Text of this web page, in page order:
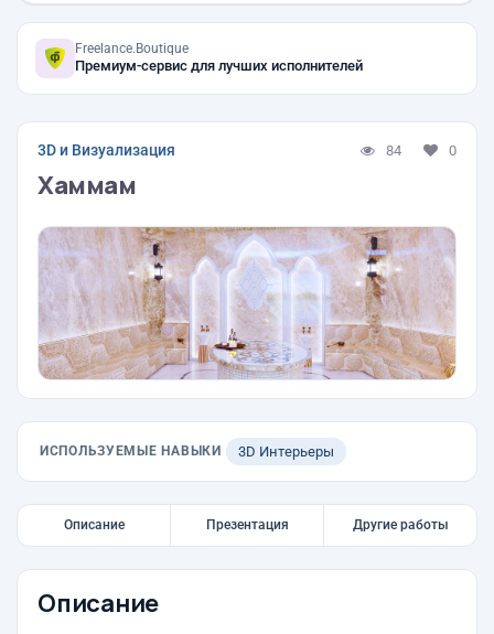
Freelance.Boutique
Премиум-сервис для лучших исполнителей
3D и Визуализация 84 0
Хаммам
ИСПОЛЬЗУЕМЫЕ НАВЫКИ 3D Интерьеры
Описание Презентация Другие работы
Описание